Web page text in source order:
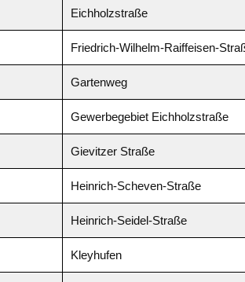
Eichholzstraße
Friedrich-Wilhelm-Raiffeisen-
Gartenweg
Gewerbegebiet Eichholzstraße
Gievitzer Straße
Heinrich-Scheven-Straße
Heinrich-Seidel-Straße
Kleyhufen